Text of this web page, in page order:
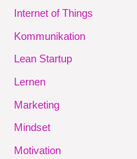
Internet of Things
Kommunikation
Lean Startup
Lernen
Marketing
Mindset
Motivation